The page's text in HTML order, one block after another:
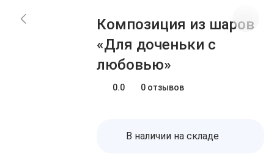
Блог
О нас
Заказы
Композиция из шаров
«Для доченьки с
любовью»
0.0 0 отзывов
В наличии на складе